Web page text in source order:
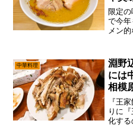
限定
で今年
メン
三郎商
こち
中華料理
淵野
には
相模
『王
りに
化する